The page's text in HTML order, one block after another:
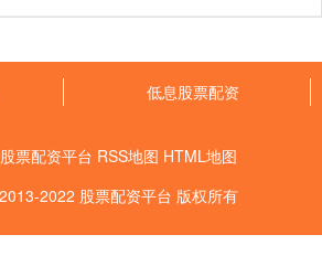
低息股票配资
股票配资平台 RSS地图 HTML地图
2022 股票配资平台 版权所有